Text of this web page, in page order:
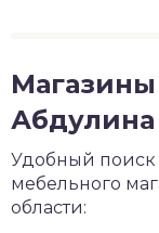
Абдулина
Удобный
мебельного
области: